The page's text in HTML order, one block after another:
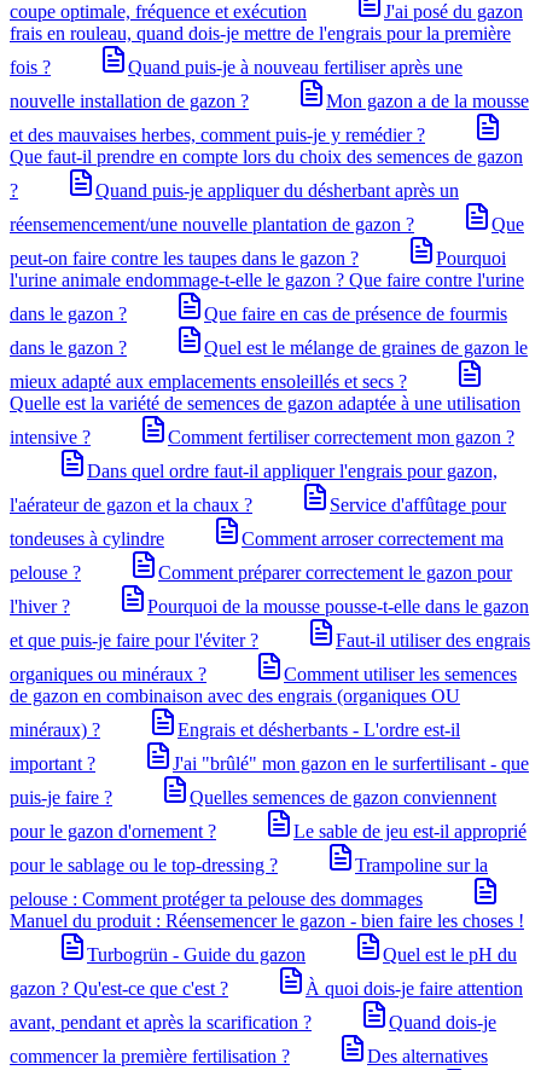
coupe optimale, fréquence et exécution
J'ai posé du gazon
frais en rouleau, quand dois-je mettre de l'engrais pour la première
fois ?
Quand puis-je à nouveau fertiliser après une
nouvelle installation de gazon ?
Mon gazon a de la mousse
et des mauvaises herbes, comment puis-je y remédier ?
Que faut-il prendre en compte lors du choix des semences de gazon
?
Quand puis-je appliquer du désherbant après un
réensemencement/une nouvelle plantation de gazon ?
Que
peut-on faire contre les taupes dans le gazon ?
Pourquoi
l'urine animale endommage-t-elle le gazon ? Que faire contre l'urine
dans le gazon ?
Que faire en cas de présence de fourmis
dans le gazon ?
Quel est le mélange de graines de gazon le
mieux adapté aux emplacements ensoleillés et secs ?
Quelle est la variété de semences de gazon adaptée à une utilisation
intensive ?
Comment fertiliser correctement mon gazon ?
Dans quel ordre faut-il appliquer l'engrais pour gazon,
l'aérateur de gazon et la chaux ?
Service d'affûtage pour
tondeuses à cylindre
Comment arroser correctement ma
pelouse ?
Comment préparer correctement le gazon pour
l'hiver ?
Pourquoi de la mousse pousse-t-elle dans le gazon
et que puis-je faire pour l'éviter ?
Faut-il utiliser des engrais
organiques ou minéraux ?
Comment utiliser les semences
de gazon en combinaison avec des engrais (organiques OU
minéraux) ?
Engrais et désherbants - L'ordre est-il
important ?
J'ai "brûlé" mon gazon en le surfertilisant - que
puis-je faire ?
Quelles semences de gazon conviennent
pour le gazon d'ornement ?
Le sable de jeu est-il approprié
pour le sablage ou le top-dressing ?
Trampoline sur la
pelouse : Comment protéger ta pelouse des dommages
Manuel du produit : Réensemencer le gazon - bien faire les choses !
Turbogrün - Guide du gazon
Quel est le pH du
gazon ? Qu'est-ce que c'est ?
À quoi dois-je faire attention
avant, pendant et après la scarification ?
Quand dois-je
commencer la première fertilisation ?
Des alternatives